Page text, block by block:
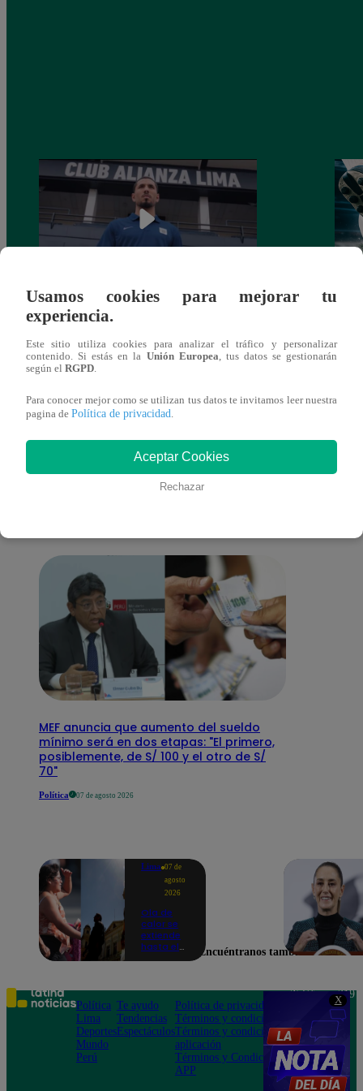
X
Alianza Lima: así anunció a Sergio Peña
Clausura 2025
También te puede
interesar
MEF anuncia que aumento del sueldo
mínimo será en dos etapas: "El primero,
posiblemente, de S/ 100 y el otro de S/
70"
Política 07 de agosto 2026
Lima 07 de
agosto
2026
Ola de
calor se
extiende
hasta el
Lima y
otras 16
regiones
Usamos cookies para mejorar tu
experiencia.
Este sitio utiliza cookies para analizar el tráfico y personalizar
contenido. Si estás en la Unión Europea, tus datos se gestionarán
según el RGPD.
Para conocer mejor como se utilizan tus datos te invitamos leer nuestra
pagina de Política de privacidad.
Aceptar Cookies
Rechazar
Encuéntranos también en
Política
Lima
Deportes
Mundo
Perú
Te ayudo
Tendencias
Espectáculos
Política de privacidad
Términos y condiciones
Términos y condiciones
aplicación
Términos y Condiciones
APP
Teléfono: 219
Av. San
Felipe 968
Jesús María